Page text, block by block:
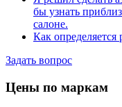
бы узнать
салоне.
Как
Задать вопрос
Цены по маркам